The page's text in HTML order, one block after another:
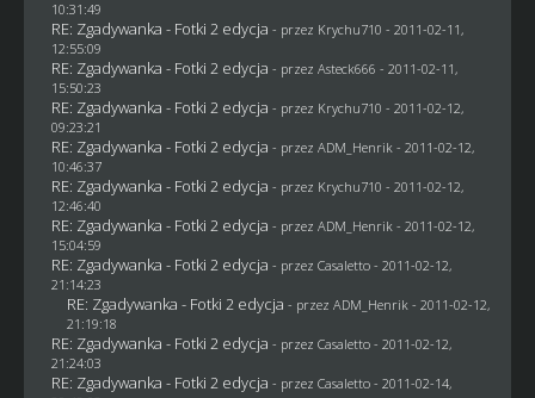
10:31:49
RE: Zgadywanka - Fotki 2 edycja - przez Krychu710 - 2011-02-11,
12:55:09
RE: Zgadywanka - Fotki 2 edycja - przez Asteck666 - 2011-02-11,
15:50:23
RE: Zgadywanka - Fotki 2 edycja - przez Krychu710 - 2011-02-12,
09:23:21
RE: Zgadywanka - Fotki 2 edycja - przez ADM_Henrik - 2011-02-12,
10:46:37
RE: Zgadywanka - Fotki 2 edycja - przez Krychu710 - 2011-02-12,
12:46:40
RE: Zgadywanka - Fotki 2 edycja - przez ADM_Henrik - 2011-02-12,
15:04:59
RE: Zgadywanka - Fotki 2 edycja - przez Casaletto- 2011-02-12,
21:14:23
RE: Zgadywanka - Fotki 2 edycja - przez ADM_Henrik - 2011-02-12,
21:19:18
RE: Zgadywanka - Fotki 2 edycja - przez Casaletto- 2011-02-12,
21:24:03
RE: Zgadywanka - Fotki 2 edycja - przez Casaletto- 2011-02-14,